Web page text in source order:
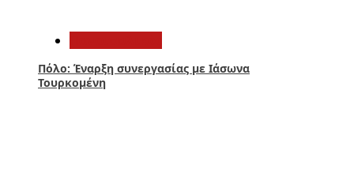
Πόλο: Έναρξη συνεργασίας με Ιάσωνα
Τουρκομένη